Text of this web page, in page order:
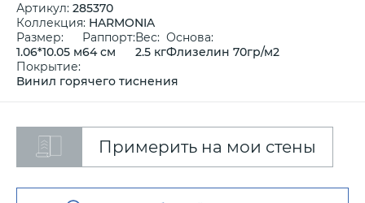
Артикул: 285370
Коллекция: HARMONIA
Размер:
1.06*10.05 м
Раппорт:
64 см
Вес:
2.5 кг
Основа:
Флизелин 70гр/м2
Покрытие:
Винил горячего тиснения
Примерить на мои стены